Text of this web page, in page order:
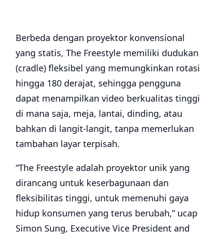
Berbeda dengan proyektor konvensional
yang statis, The Freestyle memiliki dudukan
(cradle) fleksibel yang memungkinkan rotasi
hingga 180 derajat, sehingga pengguna
dapat menampilkan video berkualitas tinggi
di mana saja, meja, lantai, dinding, atau
bahkan di langit-langit, tanpa memerlukan
tambahan layar terpisah.
“The Freestyle adalah proyektor unik yang
dirancang untuk keserbagunaan dan
fleksibilitas tinggi, untuk memenuhi gaya
hidup konsumen yang terus berubah,” ucap
Simon Sung, Executive Vice President and